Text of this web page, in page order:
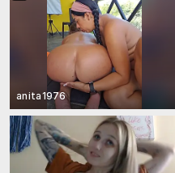
anita1976